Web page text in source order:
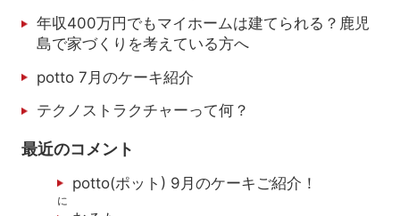
年収400万円でもマイホームは建てられる？鹿児
島で家づくりを考えている方へ
potto 7月のケーキ紹介
テクノストラクチャーって何？
最近のコメント
potto(ポット) 9月のケーキご紹介！
に